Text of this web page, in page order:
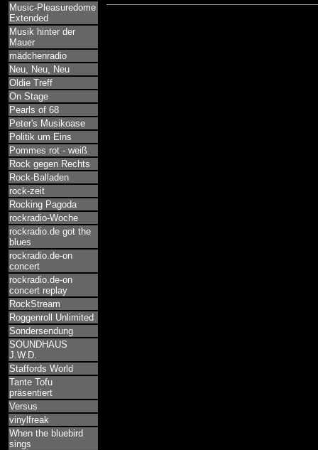
Music-Pleasuredome
Extended
Musik hinter der
Mauer
mädchenradio
Neu, Neu, Neu
Oldie Treff
On Stage
Pearls of 68
Peter's Musikoase
Politik um Eins
Pommes rot - weiß
Rock gegen Rechts
Rock-Balladen
rock-zeit
Rocking Pagoda
rockradio-Woche
rockradio.de got the
blues
rockradio.de-on
concert
rockradio.de-on
concert replay
RockStream
Roggenroll Unlimited
Sondersendung
SOUNDHAUS
J.W.D.
Staffords World
Tante Tofu
präsentiert
Versus
vinylfreak
When the bluebird
sings